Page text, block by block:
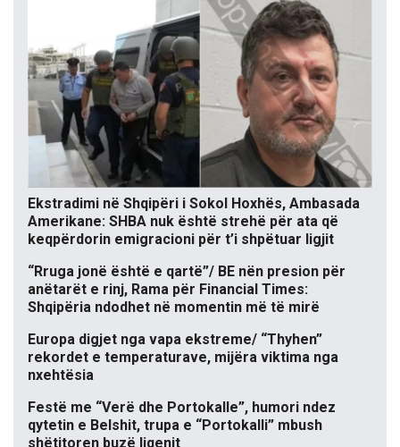
Ekstradimi në Shqipëri i Sokol Hoxhës, Ambasada
Amerikane: SHBA nuk është strehë për ata që
keqpërdorin emigracioni për t’i shpëtuar ligjit
“Rruga jonë është e qartë”/ BE nën presion për
anëtarët e rinj, Rama për Financial Times:
Shqipëria ndodhet në momentin më të mirë
Europa digjet nga vapa ekstreme/ “Thyhen”
rekordet e temperaturave, mijëra viktima nga
nxehtësia
Festë me “Verë dhe Portokalle”, humori ndez
qytetin e Belshit, trupa e “Portokalli” mbush
shëtitoren buzë liqenit